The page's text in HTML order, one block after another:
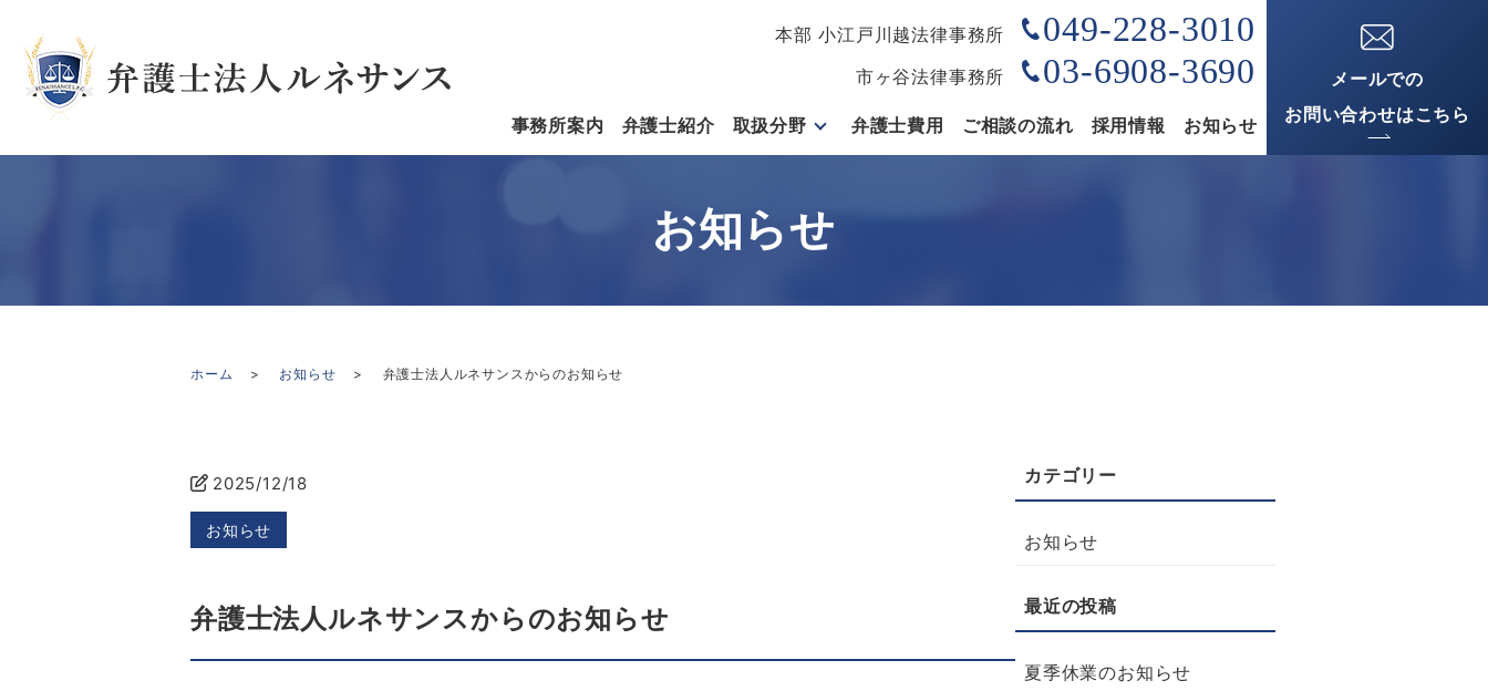
本部 小江戸川越法律事務所 049-228-3010
市ヶ谷法律事務所 03-6908-3690
事務所案内 弁護士紹介 取扱分野 弁護士費用 ご相談の流れ 採用情報 お知らせ
メールでの
お問い合わせはこちら
お知らせ
ホーム お知らせ 弁護士法人ルネサンスからのお知らせ
2025/12/18
お知らせ
弁護士法人ルネサンスからのお知らせ
お知らせ
夏季休業のお知らせ